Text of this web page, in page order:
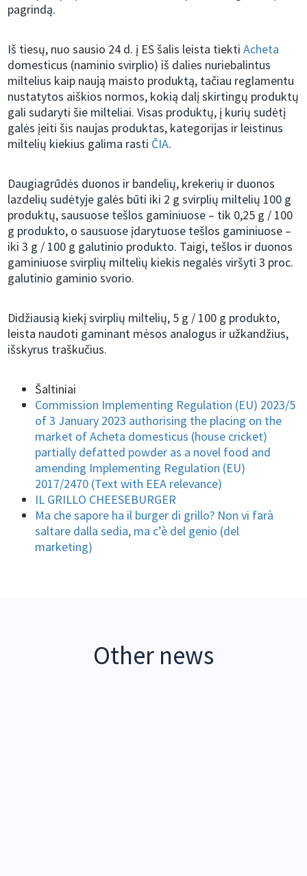
pagrindą.
Iš tiesų, nuo sausio 24 d. į ES šalis leista tiektiAcheta
domesticus (naminio svirplio) iš dalies nuriebalintus
miltelius kaip naują maisto produktą, tačiau reglamentu
nustatytos aiškios normos, kokią dalį skirtingų produktų
gali sudaryti šie milteliai. Visas produktų, į kurių sudėtį
galės įeiti šis naujas produktas, kategorijas ir leistinus
miltelių kiekius galima rasti ČIA.
Daugiagrūdės duonos ir bandelių, krekerių ir duonos
lazdelių sudėtyje galės būti iki 2 g svirplių miltelių 100 g
produktų, sausuose tešlos gaminiuose – tik 0,25 g / 100
g produkto, o sausuose įdarytuose tešlos gaminiuose –
iki 3 g / 100 g galutinio produkto. Taigi, tešlos ir duonos
gaminiuose svirplių miltelių kiekis negalės viršyti 3 proc.
galutinio gaminio svorio.
Didžiausią kiekį svirplių miltelių, 5 g / 100 g produkto,
leista naudoti gaminant mėsos analogus ir užkandžius,
išskyrus traškučius.
Šaltiniai
Commission Implementing Regulation (EU) 2023/5
of 3 January 2023 authorising the placing on the
market of Acheta domesticus (house cricket)
partially defatted powder as a novel food and
amending Implementing Regulation (EU)
2017/2470 (Text with EEA relevance)
IL GRILLO CHEESEBURGER
Ma che sapore ha il burger di grillo? Non vi farà
saltare dalla sedia, ma c’è del genio (del
marketing)
Other news